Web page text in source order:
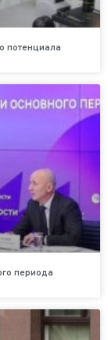
потенциала
периода